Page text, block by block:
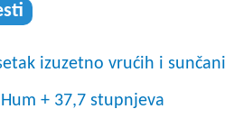
izuzetno vrućih i
+ 37,7 stupnjeva